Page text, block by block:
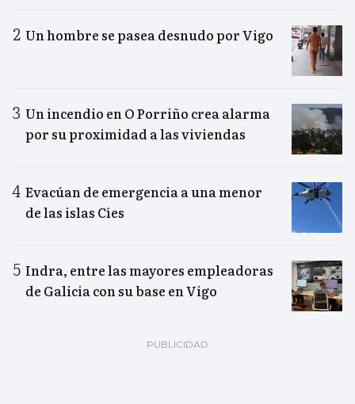
Un hombre se pasea desnudo por Vigo
Un incendio en O Porriño crea alarma
por su proximidad a las viviendas
Evacúan de emergencia a una menor
de las islas Cíes
Indra, entre las mayores empleadoras
de Galicia con su base en Vigo